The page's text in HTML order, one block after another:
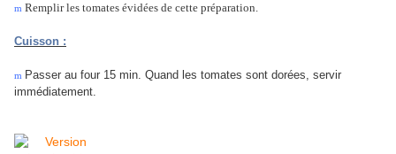
m Remplir les tomates évidées de cette préparation.
Cuisson :
m Passer au four 15 min. Quand les tomates sont dorées, servir
immédiatement.